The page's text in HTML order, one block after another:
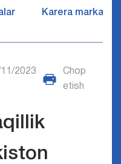
Karera markazi
2023
Chop
etish